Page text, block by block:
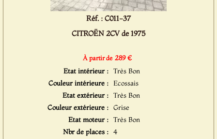
Réf. : C011-37
CITROËN 2CV de 1975
À partir de 289 €
Etat intérieur : Très Bon
Couleur intérieure : Ecossais
Etat extérieur : Très Bon
Couleur extérieure : Grise
Etat moteur : Très Bon
Nbr de places : 4